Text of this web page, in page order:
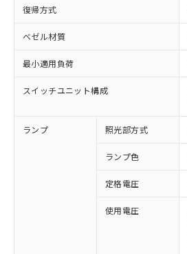
復帰方式
ベゼル材質
最小適用負荷
スイッチユニット構成
ランプ 照光部方式
ランプ色
定格電圧
使用電圧